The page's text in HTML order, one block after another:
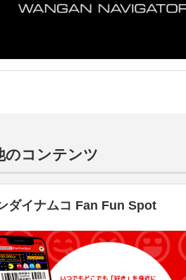
のコンテンツ
ダイナムコ Fan Fun Spot